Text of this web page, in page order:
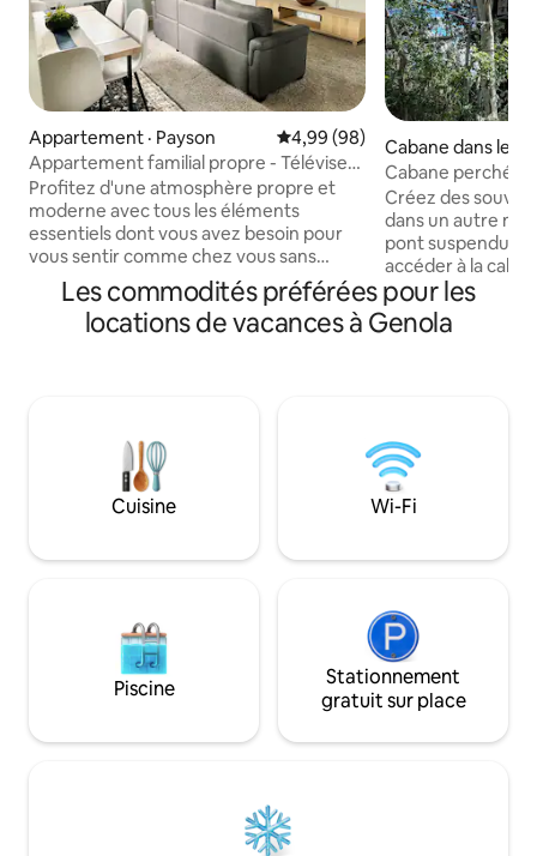
Appartement · Payson Note moyenne de 4,99 sur 5,
4,99 (98)
Appartement familial propre - Téléviseur
de 75 po et Xbox - Animaux de
compagnie acceptés
Profitez d'une atmosphère propre et
moderne avec tous les éléments
essentiels dont vous avez besoin pour
vous sentir comme chez vous sans
dépasser votre budget! À moins de
5 minutes de la sortie de l'autoroute I-15
et à proximité d'un Walmart. Conçu pour
temple de Payson et à seulement 1,8
miles de Payson Canyon. Nous
acceptons jusqu'à 2 chiens (pas de
chats), et notre cour entièrement
beaucoup d'espace pour courir et jouer
Cabane dans les
phi
Cabane perchée
fantastique
Créez des
dans un autre
pont suspendu
accéder à la
vraiment unique,
arbre géant! Avec une ambiance de
chalet rustique
coule, et en
oiseaux sauvages
fabuleuses
arbres. Offrez-
s'mores dans un
Les commodités préférées pour les
locations de vacances à Genola
Cuisine Wi-Fi
Piscine
Stationnement
gratuit sur place